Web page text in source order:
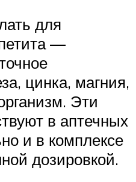
для
—
цинка, магния,
Эти
в аптечных
и в комплексе
дозировкой.